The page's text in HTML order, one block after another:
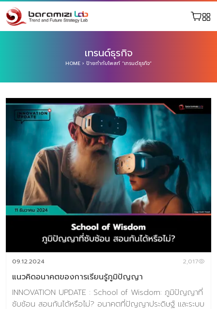
เทรนด์ธุรกิจ
HOME › ป้ายกำกับโพสท์ “เทรนด์ธุรกิจ”
09.12.2024 2,017
แนวคิดอนาคตของการเรียนรู้ภูมิปัญญา
INNOVATION UPDATE : School of Wisdom: ภูมิปัญญาที่
ซับซ้อน สอนกันได้หรือไม่? อนาคตที่ปัญญาประดิษฐ์ และระบบ